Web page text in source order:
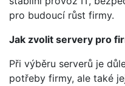
pro budoucí růst firmy.
Jak zvolit servery pro
Při výběru serverů je
potřeby firmy, ale také